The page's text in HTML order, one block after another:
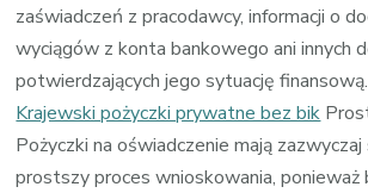
zaświadczeń z pracodawcy, informacji o
wyciągów z konta bankowego ani innych
potwierdzających jego sytuację
Krajewski pożyczki prywatne bez bik
Pożyczki na oświadczenie mają
prostszy proces wnioskowania, ponieważ